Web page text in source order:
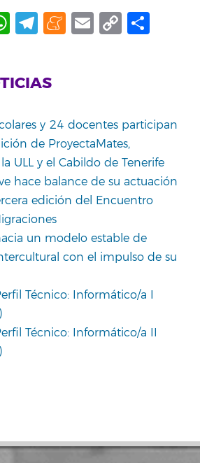
WhatsApp
Telegram
Meneame
Email
Copy
y 24 docentes participan
de ProyectaMates,
ULL y el Cabildo de Tenerife
hace balance de su actuación
edición del Encuentro
un modelo estable de
con el impulso de su
Técnico: Informático/a I
Técnico: Informático/a II